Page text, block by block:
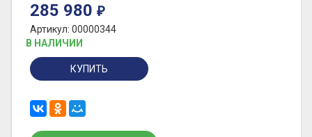
285 980 ₽
Артикул: 00000344
В НАЛИЧИИ
КУПИТЬ